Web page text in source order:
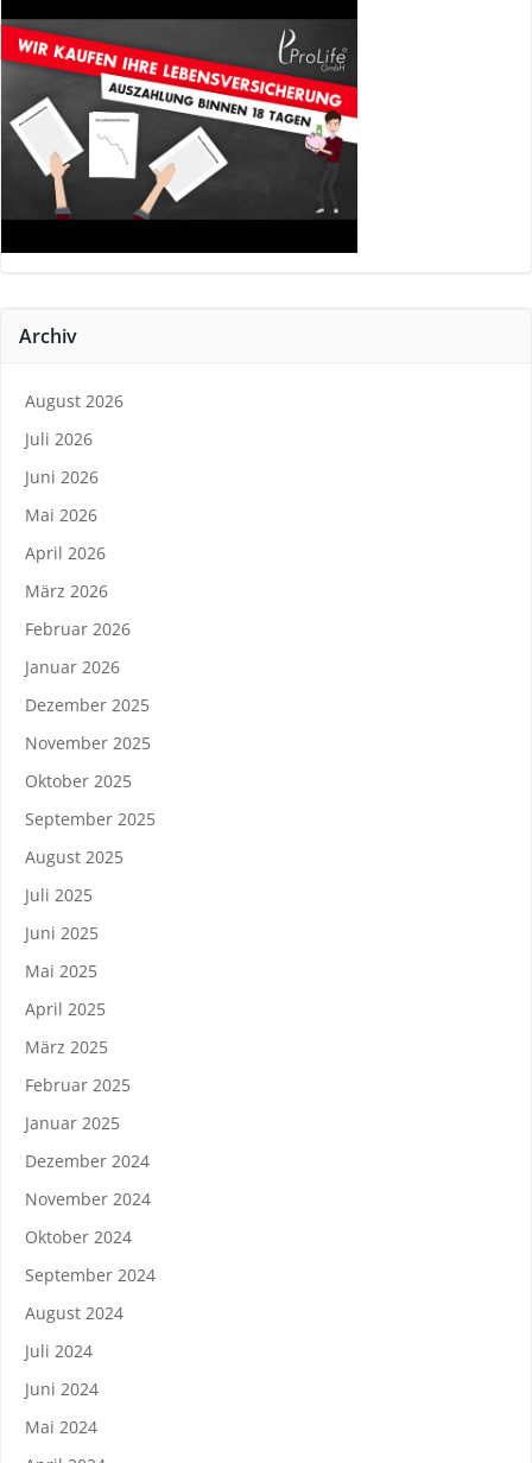
Archiv
August 2026
Juli 2026
Juni 2026
Mai 2026
April 2026
März 2026
Februar 2026
Januar 2026
Dezember 2025
November 2025
Oktober 2025
September 2025
August 2025
Juli 2025
Juni 2025
Mai 2025
April 2025
März 2025
Februar 2025
Januar 2025
Dezember 2024
November 2024
Oktober 2024
September 2024
August 2024
Juli 2024
Juni 2024
Mai 2024